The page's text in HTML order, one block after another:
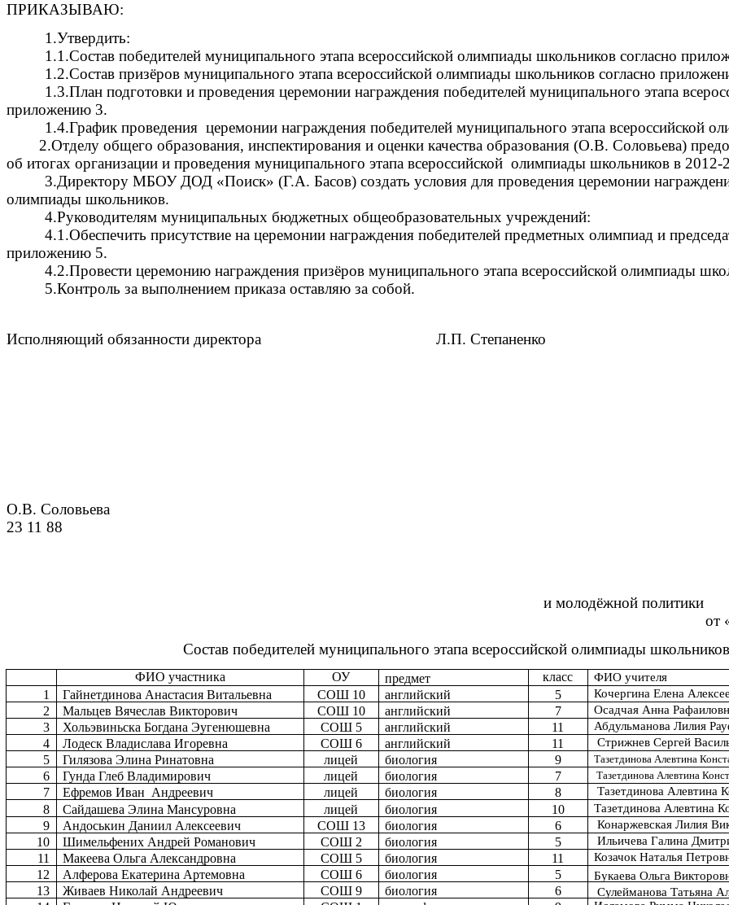
ПРИКАЗЫВАЮ:
1.Утвердить:
1.1.Состав победителей муниципального этапа всероссийской олимпиады школьников согласно
1.2.Состав призёров муниципального этапа всероссийской олимпиады школьников согласно
1.3.План подготовки и проведения церемонии награждения победителей муниципального этапа
приложению 3.
1.4.График проведения церемонии награждения победителей муниципального этапа всероссийской
2.Отделу общего образования, инспектирования и оценки качества образования (О.В. Соловьева)
об итогах организации и проведения муниципального этапа всероссийской олимпиады школьников в
3.Директору МБОУ ДОД «Поиск» (Г.А. Басов) создать условия для проведения церемонии
олимпиады школьников.
4.Руководителям муниципальных бюджетных общеобразовательных учреждений:
4.1.Обеспечить присутствие на церемонии награждения победителей предметных олимпиад и
приложению 5.
4.2.Провести церемонию награждения призёров муниципального этапа всероссийской олимпиады
5.Контроль за выполнением приказа оставляю за собой.
Исполняющий обязанности директора Л.П. Степаненко
О.В. Соловьева
23 11 88
и молодёжной политики
от
Состав победителей муниципального этапа всероссийской олимпиады
ФИО участника ОУ предмет класс ФИО учителя
1 Гайнетдинова Анастасия Витальевна СОШ 10 английский 5 Кочергина Елена
2 Мальцев Вячеслав Викторович СОШ 10 английский 7 Осадчая Анна
3 Хольэвиньска Богдана Эугенюшевна СОШ 5 английский 11 Абдульманова Лилия
4 Лодеск Владислава Игоревна СОШ 6 английский 11 Стрижнев Сергей
5 Гилязова Элина Ринатовна лицей биология 9 Тазетдинова Алевтина
6 Гунда Глеб Владимирович лицей биология 7 Тазетдинова Алевтина
7 Ефремов Иван Андреевич лицей биология 8 Тазетдинова Алевтина
8 Сайдашева Элина Мансуровна лицей биология 10 Тазетдинова Алевтина
9 Андоськин Даниил Алексеевич СОШ 13 биология 6 Конаржевская Лилия
10 Шимельфених Андрей Романович СОШ 2 биология 5 Ильичева Галина
11 Макеева Ольга Александровна СОШ 5 биология 11 Козачок Наталья
12 Алферова Екатерина Артемовна СОШ 6 биология 5 Букаева Ольга
13 Живаев Николай Андреевич СОШ 9 биология 6 Сулейманова Татьяна